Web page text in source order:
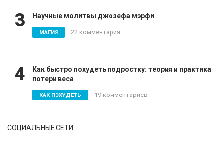
3 Научные молитвы джозефа мэрфи
МАГИЯ 22 комментария
4
Как быстро похудеть подростку: теория и практика
потери веса
КАК ПОХУДЕТЬ 19 комментариев
СОЦИАЛЬНЫЕ СЕТИ